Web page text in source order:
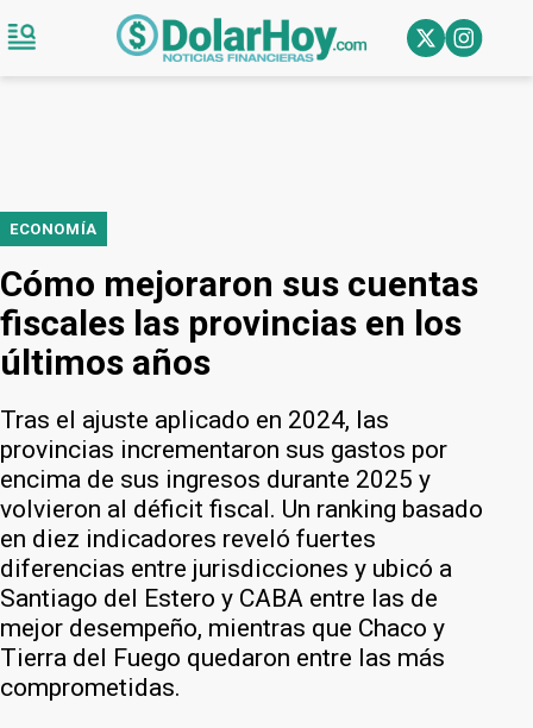
ECONOMÍA
Cómo mejoraron sus cuentas
fiscales las provincias en los
últimos años
Tras el ajuste aplicado en 2024, las
provincias incrementaron sus gastos por
encima de sus ingresos durante 2025 y
volvieron al déficit fiscal. Un ranking basado
en diez indicadores reveló fuertes
diferencias entre jurisdicciones y ubicó a
Santiago del Estero y CABA entre las de
mejor desempeño, mientras que Chaco y
Tierra del Fuego quedaron entre las más
comprometidas.